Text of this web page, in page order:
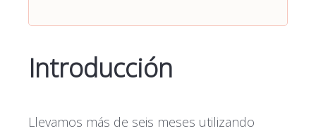
Introducción
Llevamos más de seis meses utilizando